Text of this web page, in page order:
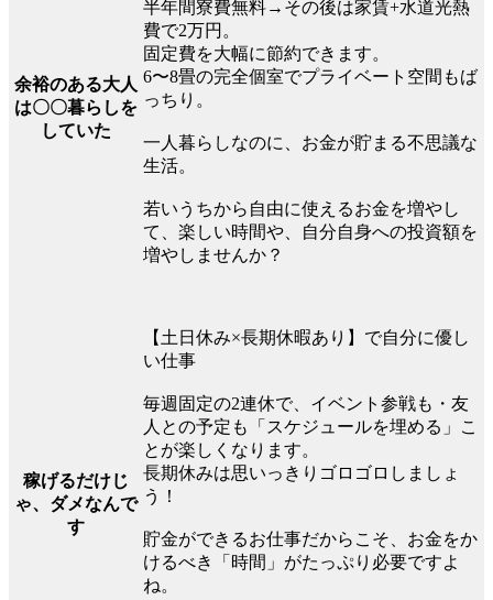
余裕のある大人
は〇〇暮らしを
していた
半年間寮費無料→その後は家賃+水道光熱
費で2万円。
固定費を大幅に節約できます。
6〜8畳の完全個室でプライベート空間もば
っちり。
一人暮らしなのに、お金が貯まる不思議な
生活。
若いうちから自由に使えるお金を増やし
て、楽しい時間や、自分自身への投資額を
増やしませんか？
稼げるだけじ
ゃ、ダメなんで
す
【土日休み×長期休暇あり】で自分に優し
い仕事
毎週固定の2連休で、イベント参戦も・友
人との予定も「スケジュールを埋める」こ
とが楽しくなります。
長期休みは思いっきりゴロゴロしましょ
う！
貯金ができるお仕事だからこそ、お金をか
けるべき「時間」がたっぷり必要ですよ
ね。